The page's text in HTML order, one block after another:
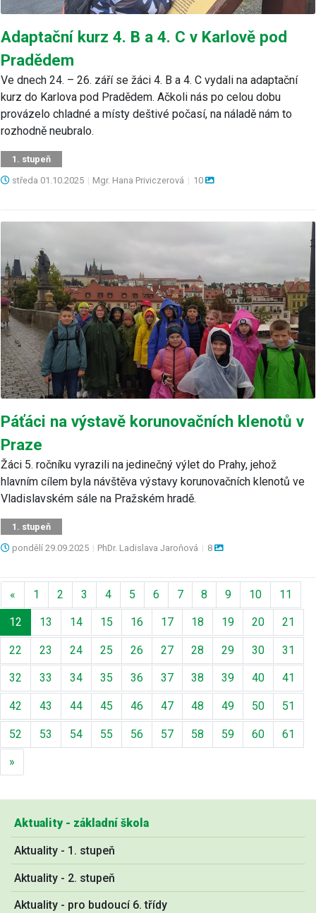
Aktuality - základní škola
Aktuality - 1. stupeň
Aktuality - 2. stupeň
Aktuality - pro budoucí 6. třídy
Adaptační kurz 4. B a 4. C v Karlově pod
Pradědem
Ve dnech 24. – 26. září se žáci 4. B a 4. C vydali na adaptační
kurz do Karlova pod Pradědem. Ačkoli nás po celou dobu
provázelo chladné a místy deštivé počasí, na náladě nám to
rozhodně neubralo.
1. stupeň
středa 01.10.2025 | Mgr. Hana Priviczerová | 10
Páťáci na výstavě korunovačních klenotů v
Praze
Žáci 5. ročníku vyrazili na jedinečný výlet do Prahy, jehož
hlavním cílem byla návštěva výstavy korunovačních klenotů ve
Vladislavském sále na Pražském hradě.
1. stupeň
pondělí 29.09.2025 | PhDr. Ladislava Jaroňová | 8
« Předchozí
1 2 3 4 5 6 7 8 9 10 11
12 13 14 15 16 17 18 19 20 21
22 23 24 25 26 27 28 29 30 31
32 33 34 35 36 37 38 39 40 41
42 43 44 45 46 47 48 49 50 51
52 53 54 55 56 57 58 59 60 61
»